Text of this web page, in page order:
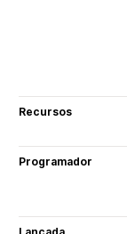
Recursos
Programador